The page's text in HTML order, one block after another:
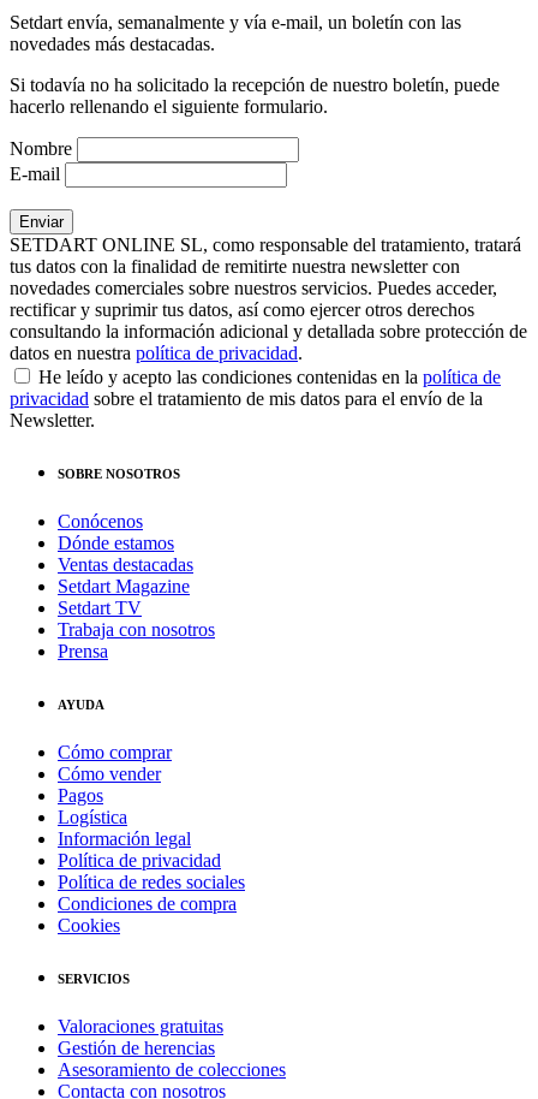
Setdart envía, semanalmente y vía e-mail, un boletín con las
novedades más destacadas.
Si todavía no ha solicitado la recepción de nuestro boletín, puede
hacerlo rellenando el siguiente formulario.
Nombre
E-mail
SETDART ONLINE SL, como responsable del tratamiento, tratará
tus datos con la finalidad de remitirte nuestra newsletter con
novedades comerciales sobre nuestros servicios. Puedes acceder,
rectificar y suprimir tus datos, así como ejercer otros derechos
consultando la información adicional y detallada sobre protección de
datos en nuestra política de privacidad.
He leído y acepto las condiciones contenidas en la política de
privacidad sobre el tratamiento de mis datos para el envío de la
Newsletter.
SOBRE NOSOTROS
Conócenos
Dónde estamos
Ventas destacadas
Setdart Magazine
Setdart TV
Trabaja con nosotros
Prensa
AYUDA
Cómo comprar
Cómo vender
Pagos
Logística
Información legal
Política de privacidad
Política de redes sociales
Condiciones de compra
Cookies
SERVICIOS
Valoraciones gratuitas
Gestión de herencias
Asesoramiento de colecciones
Contacta con nosotros